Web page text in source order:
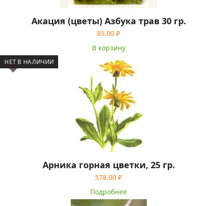
Акация (цветы) Азбука трав 30 гр.
85.00 ₽
В корзину
НЕТ В НАЛИЧИИ
Арника горная цветки, 25 гр.
578.00 ₽
Подробнее